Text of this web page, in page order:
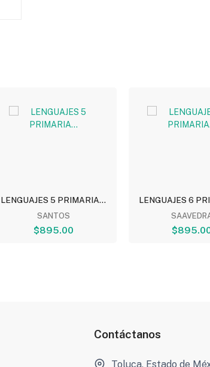
LENGUAJES 5 PRIMARIA...
SANTOS
$895.00
LENGUAJES 6
Contáctanos
Toluca, Estado de